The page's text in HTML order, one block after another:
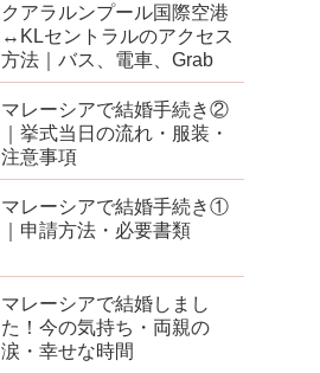
クアラルンプール国際空港
↔︎KLセントラルのアクセス
方法｜バス、電車、Grab
マレーシアで結婚手続き②
｜挙式当日の流れ・服装・
注意事項
マレーシアで結婚手続き①
｜申請方法・必要書類
マレーシアで結婚しまし
た！今の気持ち・両親の
涙・幸せな時間